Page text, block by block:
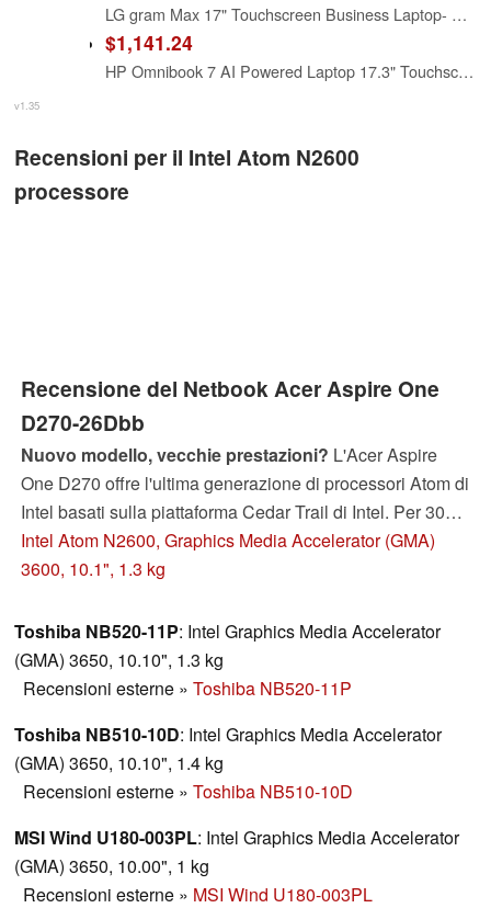
LG gram Max 17" Touchscreen Business Laptop- Copilot+ PC - Intel Ultra 7 355 (AI-Ready NPU), 32 GB RAM, 1 TB SSD, 2560x1600 IPS Display, Wi-Fi 7, Backlit, Windows 11 Pro, 26.5hr Battery, Lightweight
$1,141.24
HP Omnibook 7 AI Powered Laptop 17.3" Touchscreen IPS FHD Display (Intel Ultra 7-258V, 32GB LPDDR5X, 1TB PCIe SSD, Intel Arc 140V, Thunderbolt 4, Backlit KB, Win 11 Pro) w/Dockztorm Hub
v1.35
Recensioni per il Intel Atom N2600
processore
Recensione del Netbook Acer Aspire One
D270-26Dbb
Nuovo modello, vecchie prestazioni? L'Acer Aspire
One D270 offre l'ultima generazione di processori Atom di
Intel basati sulla piattaforma Cedar Trail di Intel. Per 300
Euro, l'acquirente ha un notebook con anche Bluetooth
4.0 che hanno ancora in pochi. Si tratta di un progresso
aggiungere alla sua lista?
Intel Atom N2600, Graphics Media Accelerator (GMA)
3600, 10.1", 1.3 kg
Toshiba NB520-11P: Intel Graphics Media Accelerator
(GMA) 3650, 10.10", 1.3 kg
Recensioni esterne » Toshiba NB520-11P
Toshiba NB510-10D: Intel Graphics Media Accelerator
(GMA) 3650, 10.10", 1.4 kg
Recensioni esterne » Toshiba NB510-10D
MSI Wind U180-003PL: Intel Graphics Media Accelerator
(GMA) 3650, 10.00", 1 kg
Recensioni esterne » MSI Wind U180-003PL